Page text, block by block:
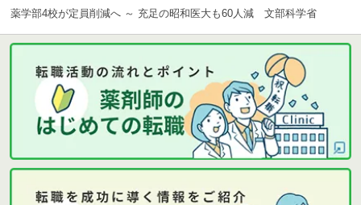
薬学部4校が定員削減へ ～ 充足の昭和医大も60人減 文部科学省